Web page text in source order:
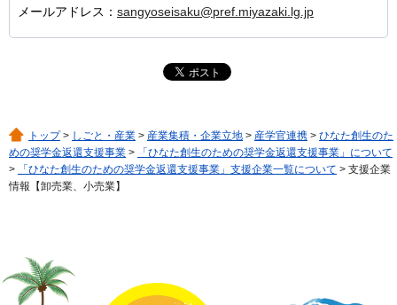
メールアドレス： sangyoseisaku@pref.miyazaki.lg.jp
トップ> しごと・産業 > 産業集積・企業立地 > 産学官連携 > ひなた創生のた
めの奨学金返還支援事業 >
「ひなた創生のための奨学金返還支援事業」について
>
「ひなた創生のための奨学金返還支援事業」支援企業一覧について > 支援企業
情報【卸売業、小売業】